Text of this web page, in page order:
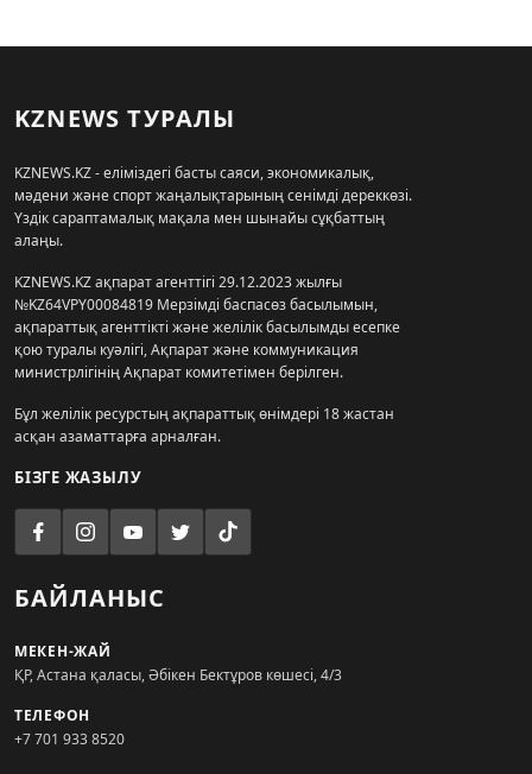
KZNEWS ТУРАЛЫ
KZNEWS.KZ - еліміздегі басты саяси, экономикалық,
мәдени және спорт жаңалықтарының сенімді дереккөзі.
Үздік сараптамалық мақала мен шынайы сұқбаттың
алаңы.
KZNEWS.KZ ақпарат агенттігі 29.12.2023 жылғы
№KZ64VPY00084819 Мерзімді баспасөз басылымын,
ақпараттық агенттікті және желілік басылымды есепке
қою туралы куәлігі, Ақпарат және коммуникация
министрлігінің Ақпарат комитетімен берілген.
Бұл желілік ресурстың ақпараттық өнімдері 18 жастан
асқан азаматтарға арналған.
БІЗГЕ ЖАЗЫЛУ
БАЙЛАНЫС
МЕКЕН-ЖАЙ
ҚР, Астана қаласы, Әбікен Бектұров көшесі, 4/3
ТЕЛЕФОН
+7 701 933 8520